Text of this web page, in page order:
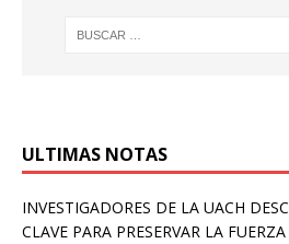
ULTIMAS NOTAS
INVESTIGADORES DE LA UACH
CLAVE PARA PRESERVAR LA